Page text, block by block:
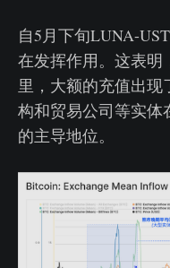
自5月下旬LUNA-
在发挥作用。这表明
里，大额的充值出
构和贸易公司等实体
的主导地位。